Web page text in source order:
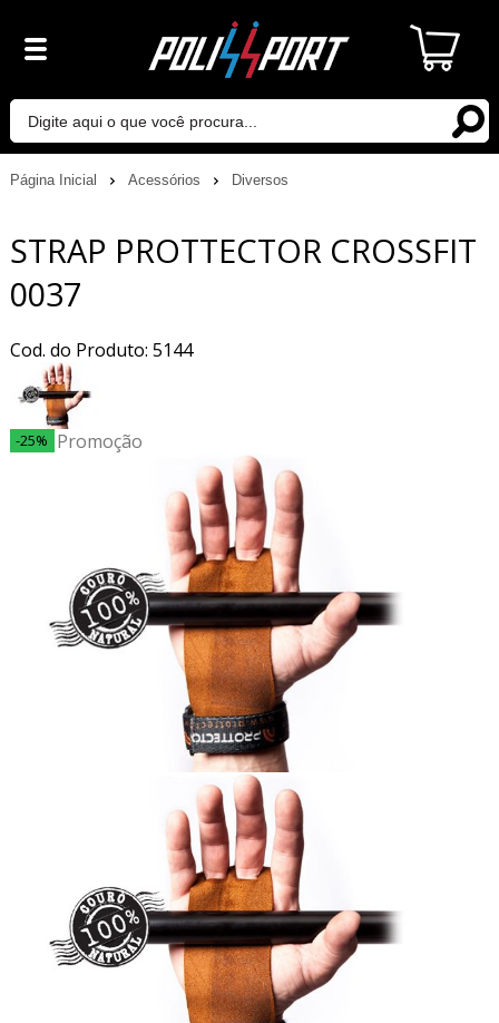
Página Inicial Acessórios Diversos
STRAP PROTTECTOR CROSSFIT
0037
Cod. do Produto: 5144
-25% Promoção